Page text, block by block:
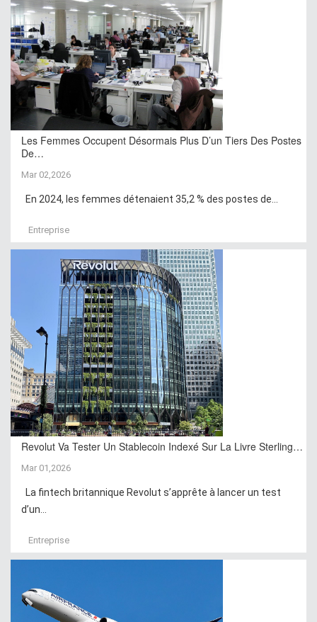
Les Femmes Occupent Désormais Plus D’un Tiers Des Postes
De…
Mar 02,2026
En 2024, les femmes détenaient 35,2 % des postes de...
Entreprise
Revolut Va Tester Un Stablecoin Indexé Sur La Livre Sterling…
Mar 01,2026
La fintech britannique Revolut s’apprête à lancer un test
d’un...
Entreprise